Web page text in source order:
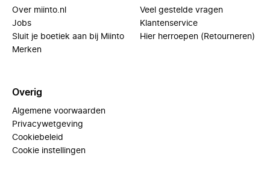
Over miinto.nl
Jobs
Sluit je boetiek aan bij Miinto
Merken
Veel gestelde vragen
Klantenservice
Hier herroepen (Retourneren)
Overig
Algemene voorwaarden
Privacywetgeving
Cookiebeleid
Cookie instellingen